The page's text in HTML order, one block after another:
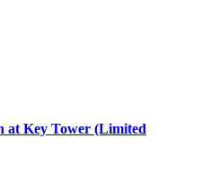
at Key Tower (Limited